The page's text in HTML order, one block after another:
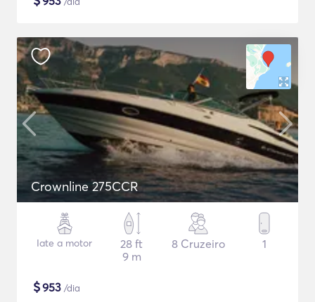
Crownline 275CCR
Iate a motor
28 ft
9 m
8 Cruzeiro 1
$953 /dia